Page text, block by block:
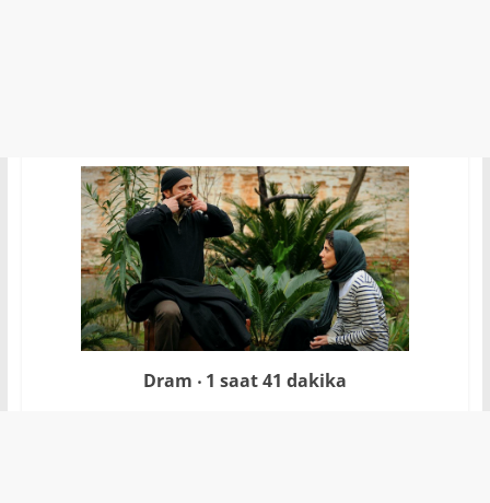
Dram ‧ 1 saat 41 dakika